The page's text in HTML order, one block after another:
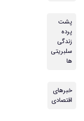
پشت
پرده
زندگی
سلبریتی
ها
خبرهای
اقتصادی